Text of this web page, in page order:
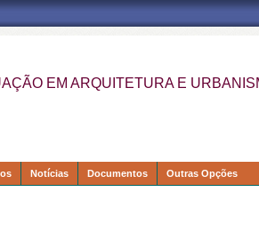
EM ARQUITETURA E
Notícias Documentos Outras Opções